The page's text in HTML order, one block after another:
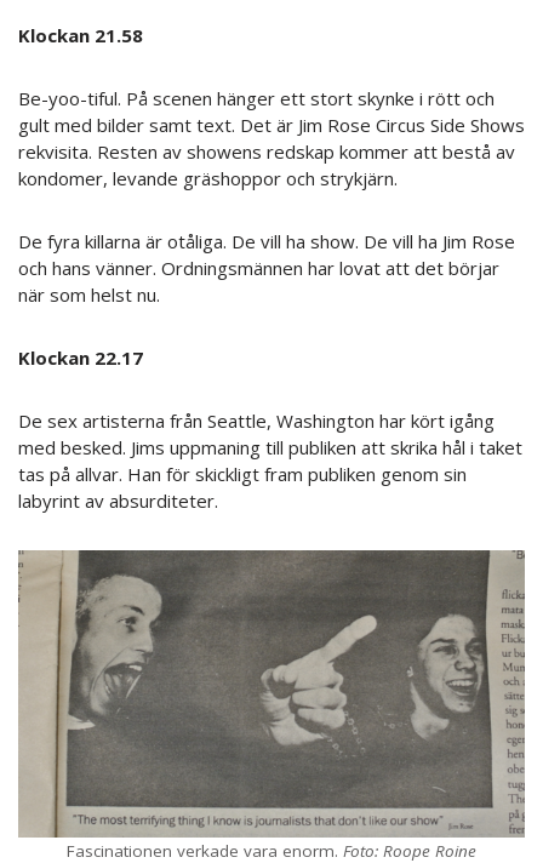
Klockan 21.58
Be-yoo-tiful. På scenen hänger ett stort skynke i rött och
gult med bilder samt text. Det är Jim Rose Circus Side Shows
rekvisita. Resten av showens redskap kommer att bestå av
kondomer, levande gräshoppor och strykjärn.
De fyra killarna är otåliga. De vill ha show. De vill ha Jim Rose
och hans vänner. Ordningsmännen har lovat att det börjar
när som helst nu.
Klockan 22.17
De sex artisterna från Seattle, Washington har kört igång
med besked. Jims uppmaning till publiken att skrika hål i taket
tas på allvar. Han för skickligt fram publiken genom sin
labyrint av absurditeter.
Fascinationen verkade vara enorm. Foto: Roope Roine